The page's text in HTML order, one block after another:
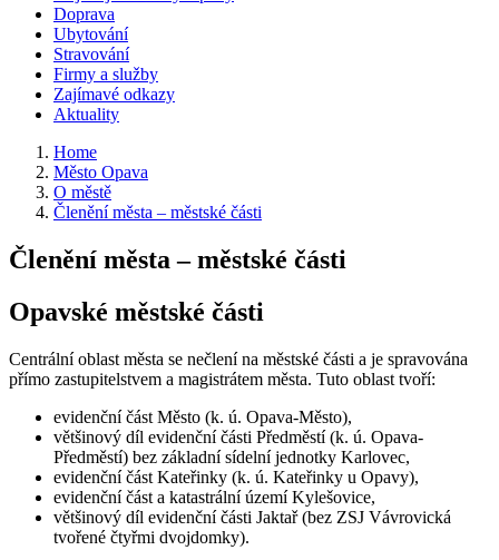
Doprava
Ubytování
Stravování
Firmy a služby
Zajímavé odkazy
Aktuality
Home
Město Opava
O městě
Členění města – městské části
Členění města – městské části
Opavské městské části
Centrální oblast města se nečlení na městské části a je spravována
přímo zastupitelstvem a magistrátem města. Tuto oblast tvoří:
evidenční část Město (k. ú. Opava-Město),
většinový díl evidenční části Předměstí (k. ú. Opava-
Předměstí) bez základní sídelní jednotky Karlovec,
evidenční část Kateřinky (k. ú. Kateřinky u Opavy),
evidenční část a katastrální území Kylešovice,
většinový díl evidenční části Jaktař (bez ZSJ Vávrovická
tvořené čtyřmi dvojdomky).